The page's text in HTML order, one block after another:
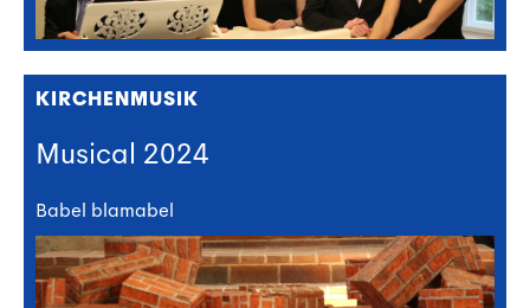
KIRCHENMUSIK
Musical 2024
Babel blamabel